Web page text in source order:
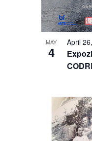
MAY
4
April